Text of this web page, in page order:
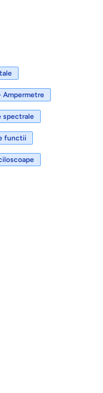
Ampermetre
spectrale
functii